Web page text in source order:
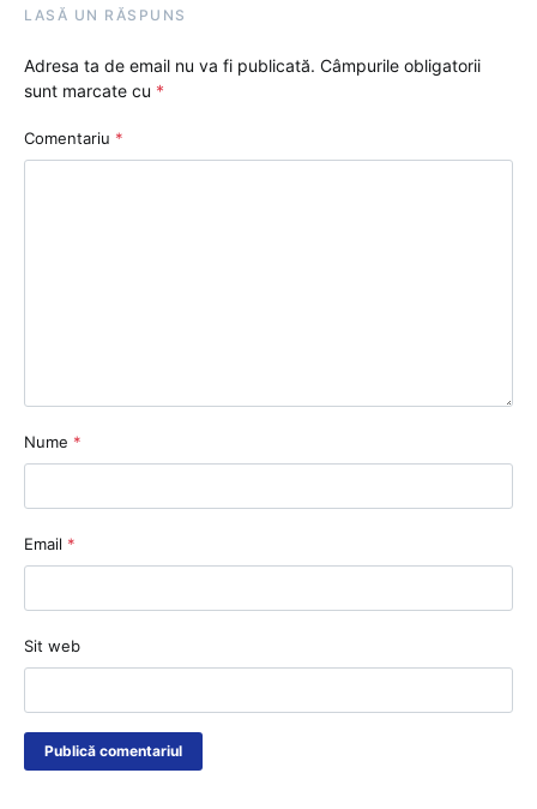
LASĂ UN RĂSPUNS
Adresa ta de email nu va fi publicată. Câmpurile obligatorii
sunt marcate cu *
Comentariu *
Nume *
Email *
Sit web